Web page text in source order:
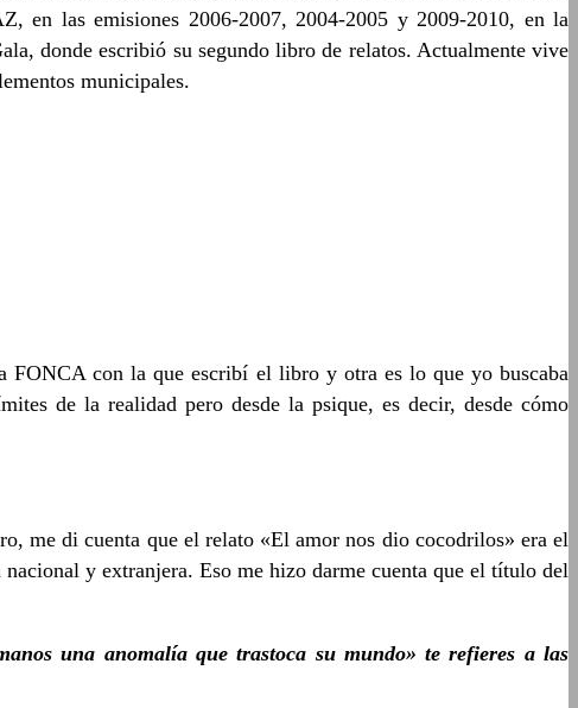
en las emisiones 2006-2007, 2004-2005 y 2009-2010, en la
donde escribió su segundo libro de relatos. Actualmente vive
municipales.
FONCA con la que escribí el libro y otra es lo que yo buscaba
de la realidad pero desde la psique, es decir, desde cómo
me di cuenta que el relato «El amor nos dio cocodrilos» era el
y extranjera. Eso me hizo darme cuenta que el título del
una anomalía que trastoca su mundo» te refieres a las